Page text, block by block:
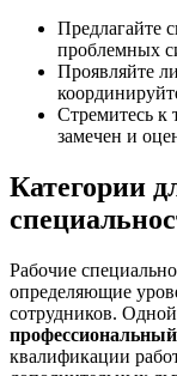
Предлагайте
проблемных
Проявляйте
Стремитесь к
замечен и
Категории
Рабочие
определяющие
сотрудников.
квалификации